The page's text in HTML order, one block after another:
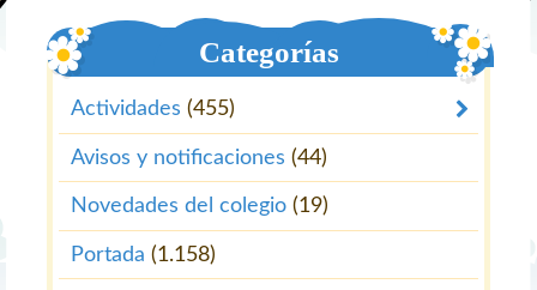
Categorías
Actividades (455)
Avisos y notificaciones (44)
Novedades del colegio (19)
Portada (1.158)